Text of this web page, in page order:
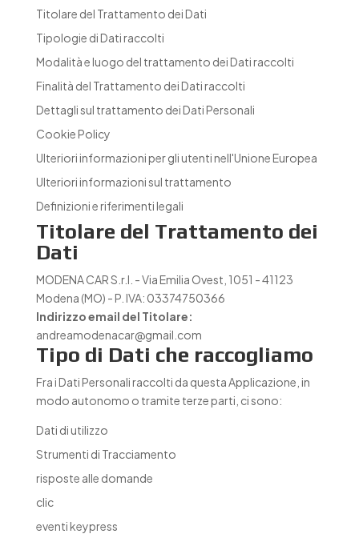
Titolare del Trattamento dei Dati
Tipologie di Dati raccolti
Modalità e luogo del trattamento dei Dati raccolti
Finalità del Trattamento dei Dati raccolti
Dettagli sul trattamento dei Dati Personali
Cookie Policy
Ulteriori informazioni per gli utenti nell'Unione Europea
Ulteriori informazioni sul trattamento
Definizioni e riferimenti legali
Titolare del Trattamento dei
Dati
MODENA CAR S.r.l. - Via Emilia Ovest, 1051 - 41123
Modena (MO) - P. IVA: 03374750366
Indirizzo email del Titolare:
andreamodenacar@gmail.com
Tipo di Dati che raccogliamo
Fra i Dati Personali raccolti da questa Applicazione, in
modo autonomo o tramite terze parti, ci sono:
Dati di utilizzo
Strumenti di Tracciamento
risposte alle domande
clic
eventi keypress